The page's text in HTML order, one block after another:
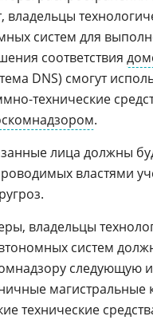
владельцы
систем для
соответствия
DNS) смогут
технические
.
лица должны
властями
владельцы
систем
следующую
магистральные
технические